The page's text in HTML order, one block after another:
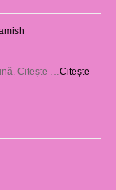
Citește … Citeşte